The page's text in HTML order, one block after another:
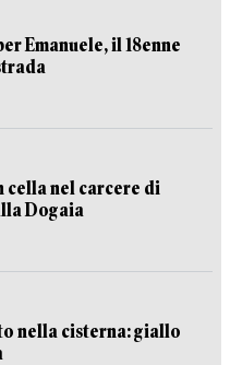
Emanuele, il 18enne
cella nel carcere di
Dogaia
nella cisterna: giallo